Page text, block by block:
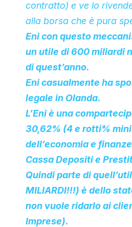
contratto) e ve lo
alla borsa che è pura
Eni con questo
un utile di 600 miliardi
di quest’anno.
Eni casualmente ha
legale in Olanda.
L’Eni è una
30,62% (4 e rotti%
dell’economia e
Cassa Depositi e
Quindi parte di
MILIARDI!!!) è dello
non vuole ridarlo ai
Imprese).